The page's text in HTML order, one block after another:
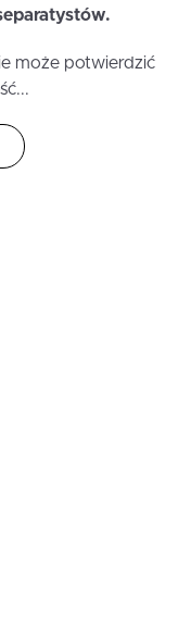
może potwierdzić